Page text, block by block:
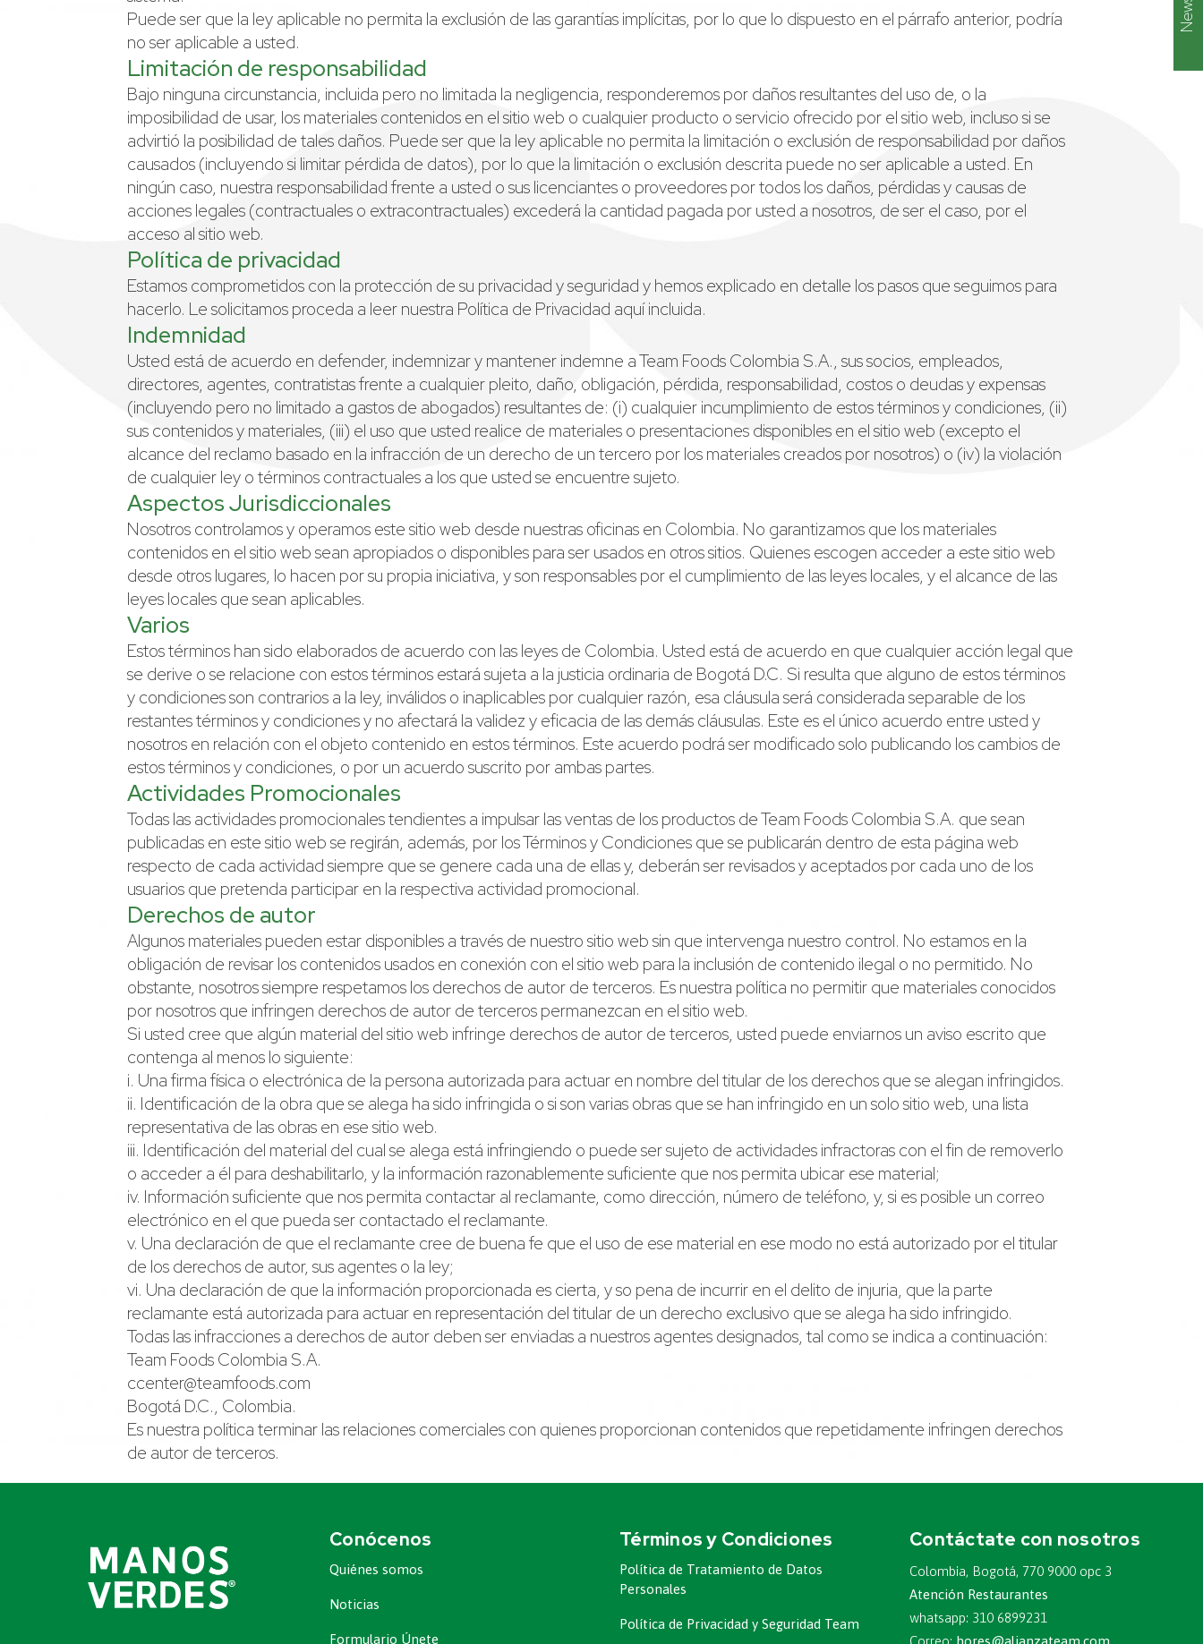
Puede ser que la ley aplicable no permita la exclusión de las garantías implícitas, por lo que lo dispuesto en el párrafo anterior, podría
no ser aplicable a usted.
Limitación de responsabilidad
Bajo ninguna circunstancia, incluida pero no limitada la negligencia, responderemos por daños resultantes del uso de, o la
imposibilidad de usar, los materiales contenidos en el sitio web o cualquier producto o servicio ofrecido por el sitio web, incluso si se
advirtió la posibilidad de tales daños. Puede ser que la ley aplicable no permita la limitación o exclusión de responsabilidad por daños
causados (incluyendo si limitar pérdida de datos), por lo que la limitación o exclusión descrita puede no ser aplicable a usted. En
ningún caso, nuestra responsabilidad frente a usted o sus licenciantes o proveedores por todos los daños, pérdidas y causas de
acciones legales (contractuales o extracontractuales) excederá la cantidad pagada por usted a nosotros, de ser el caso, por el
acceso al sitio web.
Política de privacidad
Estamos comprometidos con la protección de su privacidad y seguridad y hemos explicado en detalle los pasos que seguimos para
hacerlo. Le solicitamos proceda a leer nuestra Política de Privacidad aquí incluida.
Indemnidad
Usted está de acuerdo en defender, indemnizar y mantener indemne a Team Foods Colombia S.A., sus socios, empleados,
directores, agentes, contratistas frente a cualquier pleito, daño, obligación, pérdida, responsabilidad, costos o deudas y expensas
(incluyendo pero no limitado a gastos de abogados) resultantes de: (i) cualquier incumplimiento de estos términos y condiciones, (ii)
sus contenidos y materiales, (iii) el uso que usted realice de materiales o presentaciones disponibles en el sitio web (excepto el
alcance del reclamo basado en la infracción de un derecho de un tercero por los materiales creados por nosotros) o (iv) la violación
de cualquier ley o términos contractuales a los que usted se encuentre sujeto.
Aspectos Jurisdiccionales
Nosotros controlamos y operamos este sitio web desde nuestras oficinas en Colombia. No garantizamos que los materiales
contenidos en el sitio web sean apropiados o disponibles para ser usados en otros sitios. Quienes escogen acceder a este sitio web
desde otros lugares, lo hacen por su propia iniciativa, y son responsables por el cumplimiento de las leyes locales, y el alcance de las
leyes locales que sean aplicables.
Varios
Estos términos han sido elaborados de acuerdo con las leyes de Colombia. Usted está de acuerdo en que cualquier acción legal que
se derive o se relacione con estos términos estará sujeta a la justicia ordinaria de Bogotá D.C. Si resulta que alguno de estos términos
y condiciones son contrarios a la ley, inválidos o inaplicables por cualquier razón, esa cláusula será considerada separable de los
restantes términos y condiciones y no afectará la validez y eficacia de las demás cláusulas. Este es el único acuerdo entre usted y
nosotros en relación con el objeto contenido en estos términos. Este acuerdo podrá ser modificado solo publicando los cambios de
estos términos y condiciones, o por un acuerdo suscrito por ambas partes.
Actividades Promocionales
Todas las actividades promocionales tendientes a impulsar las ventas de los productos de Team Foods Colombia S.A. que sean
publicadas en este sitio web se regirán, además, por los Términos y Condiciones que se publicarán dentro de esta página web
respecto de cada actividad siempre que se genere cada una de ellas y, deberán ser revisados y aceptados por cada uno de los
usuarios que pretenda participar en la respectiva actividad promocional.
Derechos de autor
Algunos materiales pueden estar disponibles a través de nuestro sitio web sin que intervenga nuestro control. No estamos en la
obligación de revisar los contenidos usados en conexión con el sitio web para la inclusión de contenido ilegal o no permitido. No
obstante, nosotros siempre respetamos los derechos de autor de terceros. Es nuestra política no permitir que materiales conocidos
por nosotros que infringen derechos de autor de terceros permanezcan en el sitio web.
Si usted cree que algún material del sitio web infringe derechos de autor de terceros, usted puede enviarnos un aviso escrito que
contenga al menos lo siguiente:
i. Una firma física o electrónica de la persona autorizada para actuar en nombre del titular de los derechos que se alegan infringidos.
ii. Identificación de la obra que se alega ha sido infringida o si son varias obras que se han infringido en un solo sitio web, una lista
representativa de las obras en ese sitio web.
iii. Identificación del material del cual se alega está infringiendo o puede ser sujeto de actividades infractoras con el fin de removerlo
o acceder a él para deshabilitarlo, y la información razonablemente suficiente que nos permita ubicar ese material;
iv. Información suficiente que nos permita contactar al reclamante, como dirección, número de teléfono, y, si es posible un correo
electrónico en el que pueda ser contactado el reclamante.
v. Una declaración de que el reclamante cree de buena fe que el uso de ese material en ese modo no está autorizado por el titular
de los derechos de autor, sus agentes o la ley;
vi. Una declaración de que la información proporcionada es cierta, y so pena de incurrir en el delito de injuria, que la parte
reclamante está autorizada para actuar en representación del titular de un derecho exclusivo que se alega ha sido infringido.
Todas las infracciones a derechos de autor deben ser enviadas a nuestros agentes designados, tal como se indica a continuación:
Team Foods Colombia S.A.
ccenter@teamfoods.com
Bogotá D.C., Colombia.
Es nuestra política terminar las relaciones comerciales con quienes proporcionan contenidos que repetidamente infringen derechos
de autor de terceros.
Conócenos
Quiénes somos
Noticias
Formulario Únete
Términos y Condiciones
Política de Tratamiento de Datos
Personales
Política de Privacidad y Seguridad Team
Contáctate con nosotros
Colombia, Bogotá, 770 9000 opc 3
Atención Restaurantes
whatsapp: 310 6899231
Correo: hores@alianzateam.com